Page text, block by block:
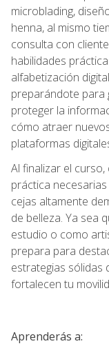
microblading,
henna, al mismo
consulta con
habilidades
alfabetización
preparándote para
proteger la
cómo atraer
plataformas
Al finalizar el
práctica
cejas altamente
de belleza. Ya sea
estudio o como
prepara para
estrategias sólidas
fortalecen tu
Aprenderás a: